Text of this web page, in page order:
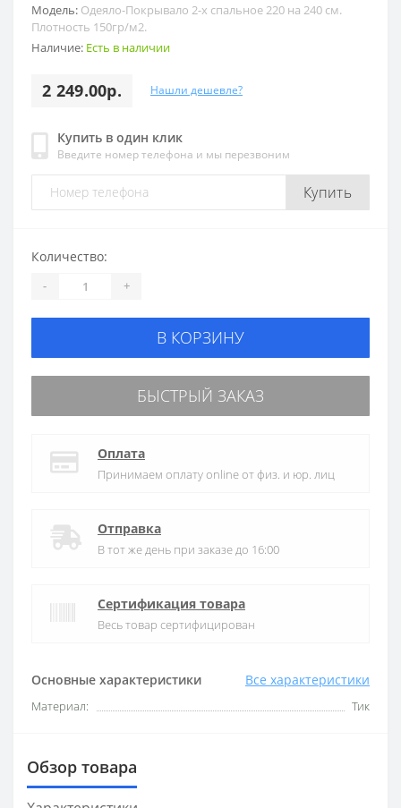
Модель: Одеяло-Покрывало 2-х спальное 220 на 240 см.
Плотность 150гр/м2.
Наличие: Есть в наличии
2 249.00р. Нашли дешевле?
Купить в один клик
Введите номер телефона и мы перезвоним
Купить
Основные характеристики Все характеристики
Материал: Тик
Количество:
- +
В КОРЗИНУ
БЫСТРЫЙ ЗАКАЗ
Оплата
Принимаем оплату online от физ. и юр. лиц
Отправка
В тот же день при заказе до 16:00
Сертификация товара
Весь товар сертифицирован
Обзор товара